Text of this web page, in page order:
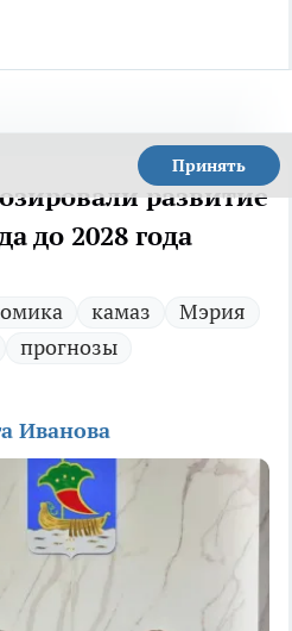
Принять
развитие
до 2028 года
камаз
Мэрия
прогнозы
Иванова